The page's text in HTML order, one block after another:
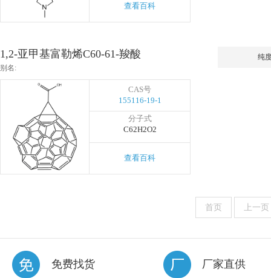
查看百科
1,2-亚甲基富勒烯C60-61-羧酸
别名:
CAS号
155116-19-1
分子式
C62H2O2
查看百科
纯
首页 上一页
免费找货 厂家直供